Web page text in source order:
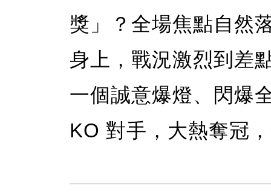
獎」？全場焦點自然
身上，戰況激烈到差
一個誠意爆燈、閃爆
KO 對手，大熱奪冠